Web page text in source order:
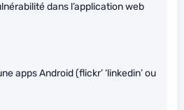
dans l’application web
apps Android (flickr’ ‘linkedin’ ou